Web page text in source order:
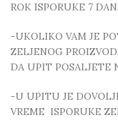
ROK ISPORUKE 7
-UKOLIKO VAM JE
ZELJENOG
DA UPIT POSALJETE
-U UPITU JE
VREME ISPORUKE